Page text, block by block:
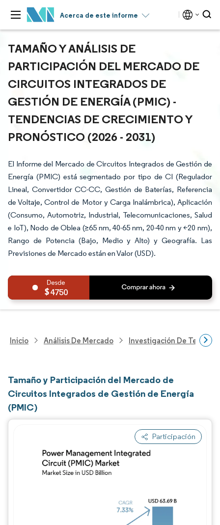
Acerca de este informe
TAMAÑO Y ANÁLISIS DE
PARTICIPACIÓN DEL MERCADO DE
CIRCUITOS INTEGRADOS DE
GESTIÓN DE ENERGÍA (PMIC) -
TENDENCIAS DE CRECIMIENTO Y
PRONÓSTICO (2026 - 2031)
El Informe del Mercado de Circuitos Integrados de Gestión de
Energía (PMIC) está segmentado por tipo de CI (Regulador
Lineal, Convertidor CC-CC, Gestión de Baterías, Referencia
de Voltaje, Control de Motor y Carga Inalámbrica), Aplicación
(Consumo, Automotriz, Industrial, Telecomunicaciones, Salud
e IoT), Nodo de Oblea (≥65 nm, 40-65 nm, 20-40 nm y <20 nm),
Rango de Potencia (Bajo, Medio y Alto) y Geografía. Las
Previsiones de Mercado están en Valor (USD).
4750
Inicio Análisis De Mercado Investigación De
Tamaño y Participación del Mercado de
Circuitos Integrados de Gestión de Energía
(PMIC)
Participación